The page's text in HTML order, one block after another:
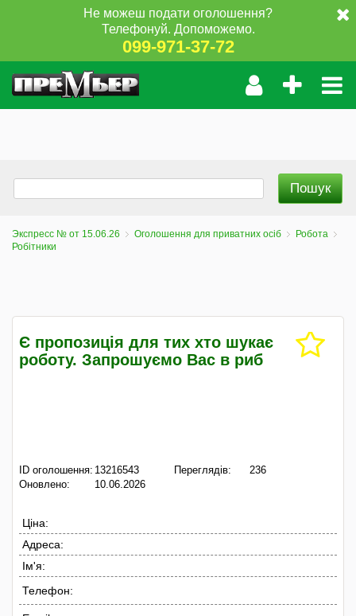
Не можеш подати оголошення?
Телефонуй. Допоможемо.
099-971-37-72
Экспресс № от 15.06.26 Оголошення для приватних осіб
Робота
Робітники
Є пропозиція для тих хто шукає
роботу. Запрошуємо Вас в риб
ID оголошення: 13216543
Оновлено:
10.06.2026
Переглядів: 236
Ціна:
Адреса:
Ім'я:
Телефон: